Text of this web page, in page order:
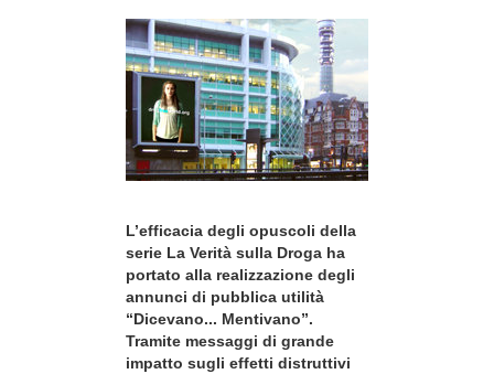
L’efficacia degli opuscoli della
serie La Verità sulla Droga ha
portato alla realizzazione degli
annunci di pubblica utilità
“Dicevano... Mentivano”.
Tramite messaggi di grande
impatto sugli effetti distruttivi